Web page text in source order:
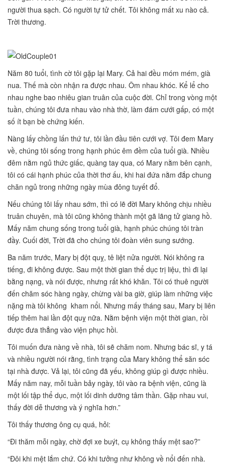
người thua sạch. Có người tự tử chết. Tôi không mất xu nào cả.
Trời thương.
Năm 80 tuổi, tình cờ tôi gặp lại Mary. Cả hai đều móm mém, già
nua. Thế mà còn nhận ra được nhau. Ôm nhau khóc. Kể lể cho
nhau nghe bao nhiêu gian truân của cuộc đời. Chỉ trong vòng một
tuần, chúng tôi đưa nhau vào nhà thờ, làm đám cưới gấp, có một
số ít bạn bè chứng kiến.
Nàng lấy chồng lấn thứ tư, tôi lần đầu tiên cưới vợ. Tôi đem Mary
về, chúng tôi sống trong hạnh phúc êm đềm của tuổi già. Nhiều
đêm nằm ngủ thức giấc, quàng tay qua, có Mary nằm bên cạnh,
tôi có cái hạnh phúc của thời thơ ấu, khi hai đứa nằm đắp chung
chăn ngủ trong những ngày mùa đông tuyết đổ.
Nếu chúng tôi lấy nhau sớm, thì có lẽ đời Mary không chịu nhiều
truân chuyên, mà tôi cũng không thành một gã lãng tử giang hồ.
Mấy năm chung sống trong tuổi già, hạnh phúc chúng tôi tràn
đầy. Cuối đời, Trời đã cho chúng tôi đoàn viên sung sướng.
Ba năm trước, Mary bị đột quỵ, tê liệt nửa người. Nói không ra
tiếng, đi không được. Sau một thời gian thể dục trị liệu, thì đi lại
bằng nạng, và nói được, nhưng rất khó khăn. Tôi có thuê người
đến chăm sóc hàng ngày, chừng vài ba giờ, giúp làm những việc
nặng mà tôi không kham nổi. Nhưng mấy tháng sau, Mary bị liên
tiếp thêm hai lần đột quỵ nữa. Nằm bệnh viện một thời gian, rồi
được đưa thẳng vào viện phục hồi.
Tôi muốn đưa nàng về nhà, tôi sẽ chăm nom. Nhưng bác sĩ, y tá
và nhiều người nói rằng, tình trạng của Mary không thể săn sóc
tại nhà được. Vả lại, tôi cũng đã yếu, không giúp gì được nhiều.
Mấy năm nay, mỗi tuần bảy ngày, tôi vào ra bệnh viện, cũng là
một lối tập thể dục, một lối dinh dưỡng tâm thần. Gặp nhau vui,
thấy đời dễ thương và ý nghĩa hơn.”
Tôi thấy thương ông cụ quá, hỏi:
“Đi thăm mỗi ngày, chờ đợi xe buýt, cụ không thấy mệt sao?”
“Đôi khi mệt lắm chứ. Có khi tưởng như không về nổi đến nhà.